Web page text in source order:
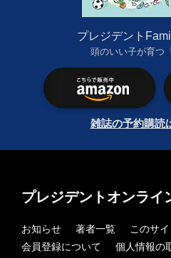
プレジデント
頭のいい子が育つ
雑誌の予約購読
プレジデントオンライ
お知らせ 著者一覧
このサ
会員登録について
個人情報の